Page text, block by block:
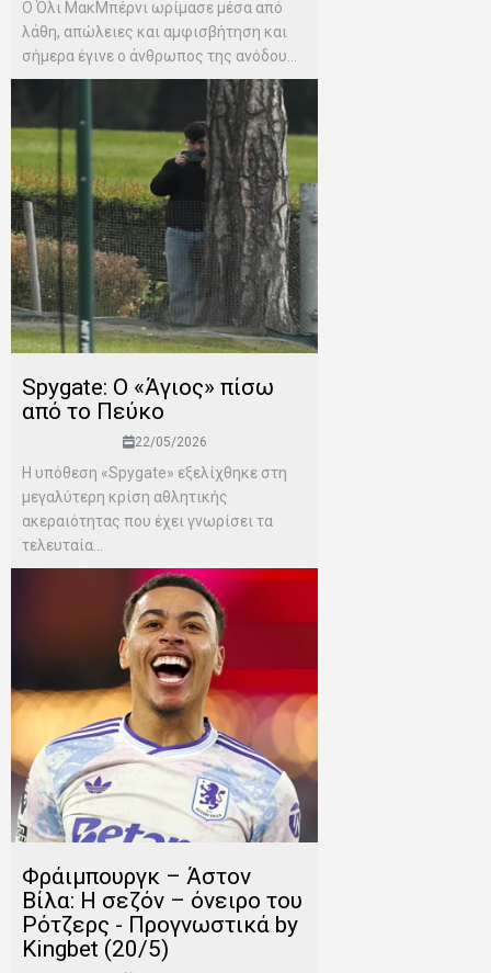
Ο Όλι ΜακΜπέρνι ωρίμασε μέσα από
λάθη, απώλειες και αμφισβήτηση και
σήμερα έγινε ο άνθρωπος της ανόδου...
Spygate: Ο «Άγιος» πίσω
από το Πεύκο
22/05/2026
Η υπόθεση «Spygate» εξελίχθηκε στη
μεγαλύτερη κρίση αθλητικής
ακεραιότητας που έχει γνωρίσει τα
τελευταία...
Φράιμπουργκ – Άστον
Βίλα: Η σεζόν – όνειρο του
Ρότζερς - Προγνωστικά by
Kingbet (20/5)